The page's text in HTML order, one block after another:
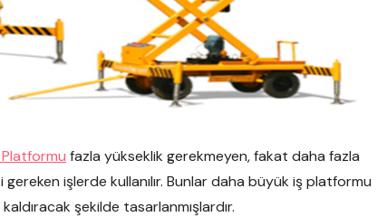
fazla yükseklik gerekmeyen, fakat daha fazla
gereken işlerde kullanılır. Bunlar daha büyük iş platformu
şekilde tasarlanmışlardır.